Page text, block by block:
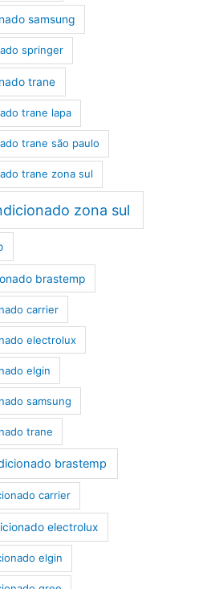
samsung
springer
trane
trane lapa
trane são paulo
trane zona sul
zona sul
brastemp
carrier
electrolux
elgin
samsung
trane
brastemp
carrier
electrolux
elgin